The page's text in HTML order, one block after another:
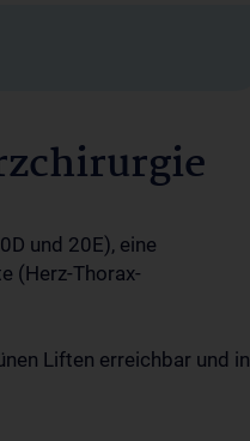
und 20E), eine
(Herz-Thorax-
Liften erreichbar und in